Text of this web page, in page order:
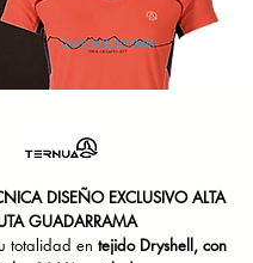
DISEÑO EXCLUSIVO ALTA
GUADARRAMA
totalidad en tejido Dryshell, con